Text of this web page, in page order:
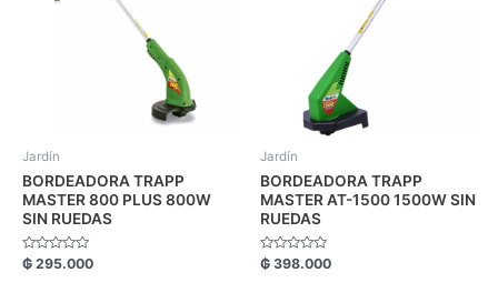
Jardín
BORDEADORA TRAPP
MASTER 800 PLUS 800W
SIN RUEDAS
Valorado
con
₲ 295.000
Jardín
BORDEADORA TRAPP
MASTER AT-1500 1500W SIN
RUEDAS
Valorado
con
₲ 398.000